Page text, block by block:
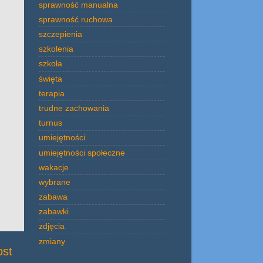
sprawność manualna
sprawność ruchowa
szczepienia
szkolenia
szkoła
święta
terapia
trudne zachowania
turnus
umiejętności
umiejętności społeczne
wakacje
wybrane
zabawa
zabawki
zdjęcia
zmiany